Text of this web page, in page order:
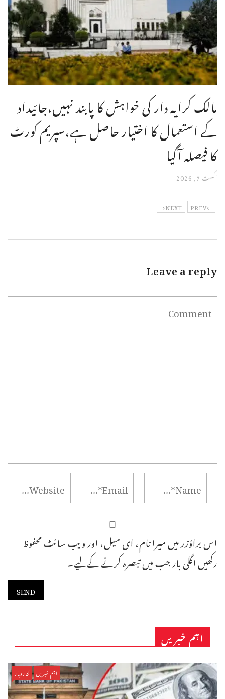
مالک کرایہ دار کی خواہش کا پابند نہیں،جائیداد
کے استعمال کا اختیار حاصل ہے،سپریم کورٹ
کا فیصلہ آگیا
اگست 7, 2026
PREV
NEXT
Leave a reply
اس براؤزر میں میرا نام، ای میل، اور ویب سائٹ محفوظ
رکھیں اگلی بار جب میں تبصرہ کرنے کےلیے۔
اہم خبریں
اہم خبریں کاروبار